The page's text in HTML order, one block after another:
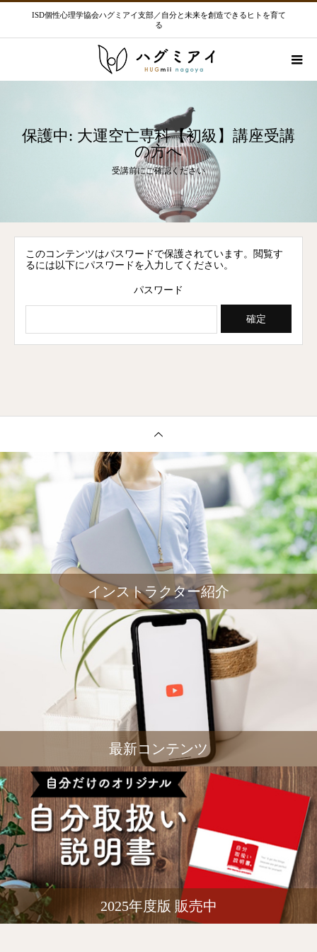
ISD個性心理学協会ハグミアイ支部／自分と未来を創造できるヒトを育て
る
保護中: 大運空亡専科【初級】講座受講
の方へ
受講前にご確認ください
このコンテンツはパスワードで保護されています。閲覧す
るには以下にパスワードを入力してください。
パスワード
インストラクター紹介
最新コンテンツ
2025年度版 販売中